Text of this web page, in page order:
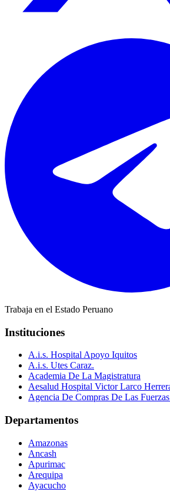
Trabaja en el Estado Peruano
Instituciones
A.i.s. Hospital Apoyo Iquitos
A.i.s. Utes Caraz.
Academia De La Magistratura
Aesalud Hospital Victor Larco
Agencia De Compras De Las
Departamentos
Amazonas
Ancash
Apurimac
Arequipa
Ayacucho